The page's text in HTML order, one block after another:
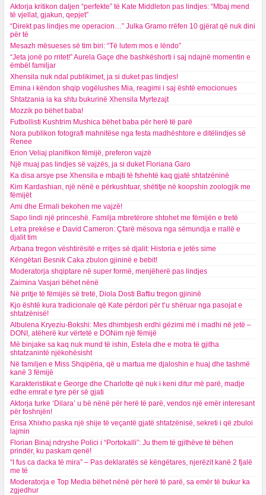
Aktorja kritikon daljen “perfekte” të Kate Middleton pas lindjes: “Mbaj mend
të vjellat, gjakun, qepjet”
“Direkt pas lindjes me operacion…” Julka Gramo rrëfen 10 gjërat që nuk dini
për të
Mesazh mësueses së tim biri: “Të lutem mos e lëndo”
“Jeta jonë po rritet!” Aurela Gaçe dhe bashkëshorti i saj ndajnë momentin e
ëmbël familjar
Xhensila nuk ndal publikimet, ja si duket pas lindjes!
Emina i këndon shqip vogëlushes Mia, reagimi i saj është emocionues
Shtatzania ia ka shtu bukurinë Xhensila Myrtezajt
Mozzik po bëhet baba!
Futbollisti Kushtrim Mushica bëhet baba për herë të parë
Nora publikon fotografi mahnitëse nga festa madhështore e ditëlindjes së
Renee
Erion Veliaj planifikon fëmijë, preferon vajzë
Një muaj pas lindjes së vajzës, ja si duket Floriana Garo
Ka disa arsye pse Xhensila e mbajti të fshehtë kaq gjatë shtatzëninë
Kim Kardashian, një nënë e përkushtuar, shëtitje në koopshin zoologjik me
fëmijët
Ami dhe Ermali bekohen me vajzë!
Sapo lindi një princeshë. Familja mbretërore shtohet me fëmijën e tretë
Letra prekëse e David Cameron: Çfarë mësova nga sëmundja e rrallë e
djalit tim
Arbana tregon vështirësitë e rritjes së djalit: Historia e jetës sime
Këngëtari Besnik Caka zbulon gjininë e bebit!
Moderatorja shqiptare në super formë, menjëherë pas lindjes
Zaimina Vasjari bëhet nënë
Në pritje të fëmijës së tretë, Diola Dosti Baftiu tregon gjininë
Kjo është kura tradicionale që Kate përdori për t’u shëruar nga pasojat e
shtatzënisë!
Albulena Kryeziu-Bokshi: Mes dhimbjesh erdhi gëzimi më i madhi në jetë –
DONI, atëherë kur vërtetë e DONim një fëmijë
Më binjake sa kaq nuk mund të ishin, Estela dhe e motra të gjitha
shtatzanintë njëkohësisht
Në familjen e Miss Shqipëria, që u martua me djaloshin e huaj dhe tashmë
kanë 3 fëmijë
Karakteristikat e George dhe Charlotte që nuk i keni ditur më parë, madje
edhe emrat e tyre për së gjati
Aktorja turke ‘Dilara’ u bë nënë për herë të parë, vendos një emër interesant
për foshnjën!
Erisa Xhixho paska një shije të veçantë gjatë shtatzënisë, sekreti i që zbuloi
lajmin
Florian Binaj ndryshe Polici i “Portokalli”: Ju them të gjithëve të bëhen
prindër, ku paskam qenë!
“I fus ca dacka të mira” – Pas deklaratës së këngëtares, njerëzit kanë 2 fjalë
me të
Moderatorja e Top Media bëhet nënë për herë të parë, sa emër të bukur ka
zgjedhur